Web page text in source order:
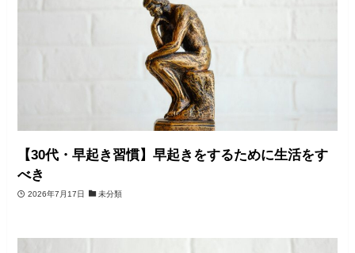
【30代・早起き習慣】早起きをするために生活をす
べき
2026年7月17日 未分類